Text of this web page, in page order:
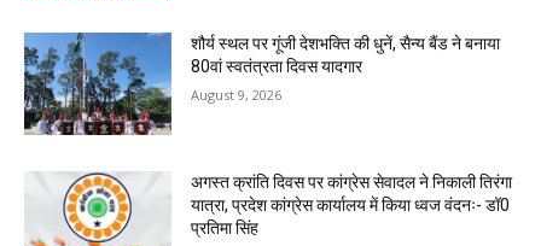
शौर्य स्थल पर गूंजी देशभक्ति की धुनें, सैन्य बैंड ने बनाया
80वां स्वतंत्रता दिवस यादगार
August 9, 2026
अगस्त क्रांति दिवस पर कांग्रेस सेवादल ने निकाली तिरंगा
यात्रा, प्रदेश कांग्रेस कार्यालय में किया ध्वज वंदनः- डॉ0
प्रतिमा सिंह